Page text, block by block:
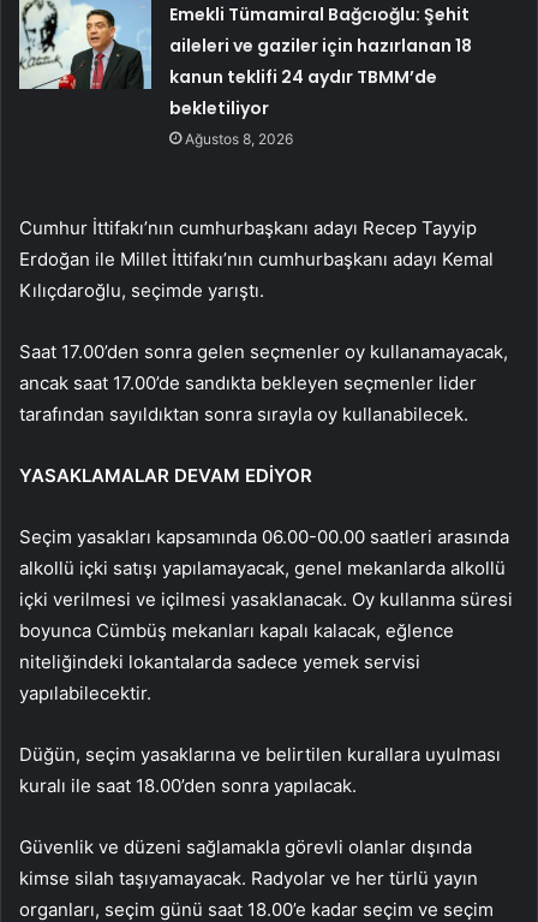
Emekli Tümamiral Bağcıoğlu: Şehit
aileleri ve gaziler için hazırlanan 18
kanun teklifi 24 aydır TBMM’de
bekletiliyor
Ağustos 8, 2026
Cumhur İttifakı’nın cumhurbaşkanı adayı Recep Tayyip
Erdoğan ile Millet İttifakı’nın cumhurbaşkanı adayı Kemal
Kılıçdaroğlu, seçimde yarıştı.
Saat 17.00’den sonra gelen seçmenler oy kullanamayacak,
ancak saat 17.00’de sandıkta bekleyen seçmenler lider
tarafından sayıldıktan sonra sırayla oy kullanabilecek.
YASAKLAMALAR DEVAM EDİYOR
Seçim yasakları kapsamında 06.00-00.00 saatleri arasında
alkollü içki satışı yapılamayacak, genel mekanlarda alkollü
içki verilmesi ve içilmesi yasaklanacak. Oy kullanma süresi
boyunca Cümbüş mekanları kapalı kalacak, eğlence
niteliğindeki lokantalarda sadece yemek servisi
yapılabilecektir.
Düğün, seçim yasaklarına ve belirtilen kurallara uyulması
kuralı ile saat 18.00’den sonra yapılacak.
Güvenlik ve düzeni sağlamakla görevli olanlar dışında
kimse silah taşıyamayacak. Radyolar ve her türlü yayın
organları, seçim günü saat 18.00’e kadar seçim ve seçim